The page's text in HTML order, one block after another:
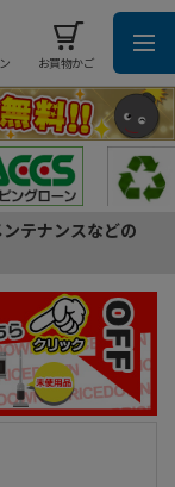
お買物かご
テナンスなどの